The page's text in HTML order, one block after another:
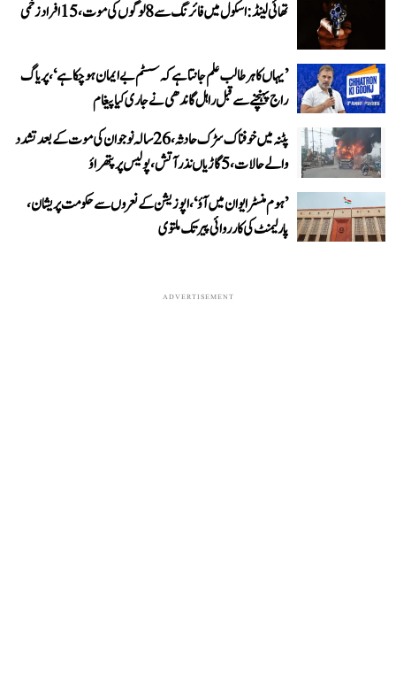
تھائی لینڈ: اسکول میں فائرنگ سے 8 لوگوں کی موت، 15 افراد زخمی
’یہاں کا ہر طالب علم جانتا ہے کہ سسٹم بے ایمان ہو چکا ہے‘، پریاگ
راج پہنچنے سے قبل راہل گاندھی نے جاری کیا پیغام
پٹنہ میں خوفناک سڑک حادثہ، 26 سالہ نوجوان کی موت کے بعد تشدد
والے حالات، 5 گاڑیاں نذر آتش، پولیس پر پتھراؤ
’ہوم منسٹر ایوان میں آؤ‘، اپوزیشن کے نعروں سے حکومت پریشان،
پارلیمنٹ کی کارروائی پیر تک ملتوی
ADVERTISEMENT